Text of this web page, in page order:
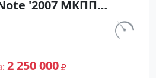
'2007 МКПП
инжектор
Хетчбэк по
объявление
Авторынок23
км.
2 250 000